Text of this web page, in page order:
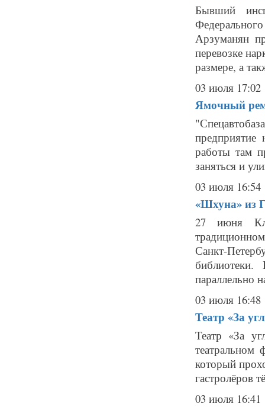
Бывший
Арзуманян
перевозке
размере, а
03 июля 17:02
Ямочный
предприятие
работы там
заняться и
03 июля 16:54
«Шхуна» из
27 июня
Санкт-
параллельно
03 июля 16:48
Театр «За
Театр «За
театральном
который
гастролёров
03 июля 16:41